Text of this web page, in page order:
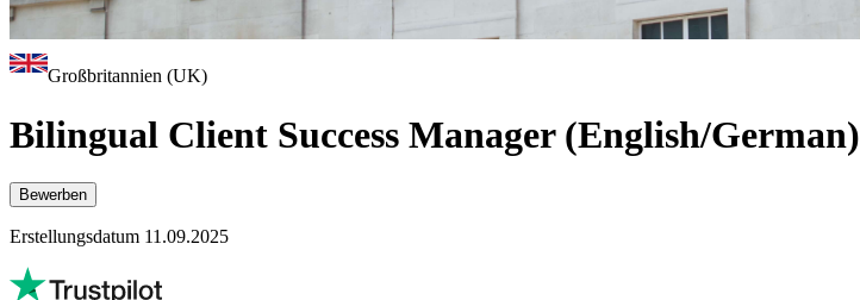
Großbritannien (UK)
Bilingual Client Success Manager (English/German)
Bewerben
Erstellungsdatum 11.09.2025